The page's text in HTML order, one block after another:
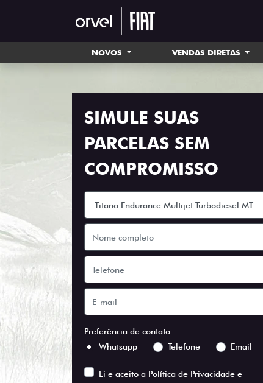
NOVOS VENDAS DIRETAS
SIMULE SUAS
PARCELAS SEM
COMPROMISSO
Preferência de contato:
Whatsapp
Telefone Email
Li e aceito a Política de Privacidade e